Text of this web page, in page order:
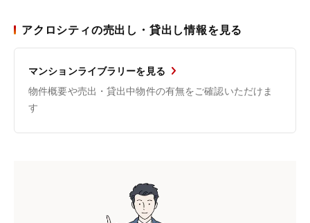
アクロシティの売出し・貸出し情報を見る
マンションライブラリーを見る
物件概要や売出・貸出中物件の有無をご確認いただけま
す